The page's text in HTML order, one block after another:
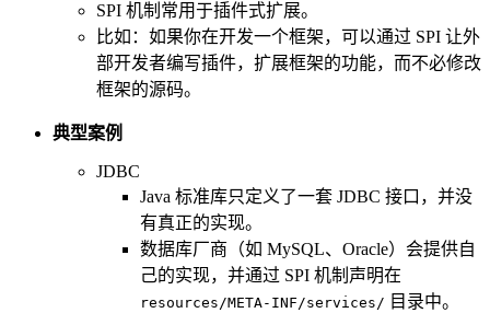
SPI 机制常用于插件式扩展。
比如：如果你在开发一个框架，可以通过 SPI 让外
部开发者编写插件，扩展框架的功能，而不必修改
框架的源码。
典型案例
JDBC
Java 标准库只定义了一套 JDBC 接口，并没
有真正的实现。
数据库厂商（如 MySQL、Oracle）会提供自
己的实现，并通过 SPI 机制声明在
resources/META-INF/services/ 目录中。